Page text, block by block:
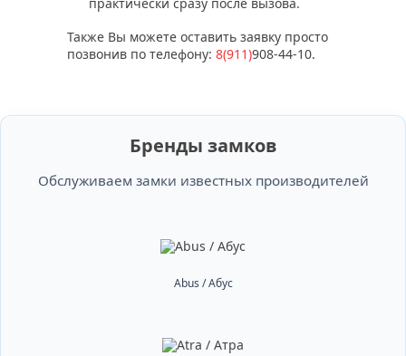
Также Вы можете оставить заявку просто
позвонив по телефону: 8(911)908-44-10.
Бренды замков
Обслуживаем замки известных производителей
Abus / Абус